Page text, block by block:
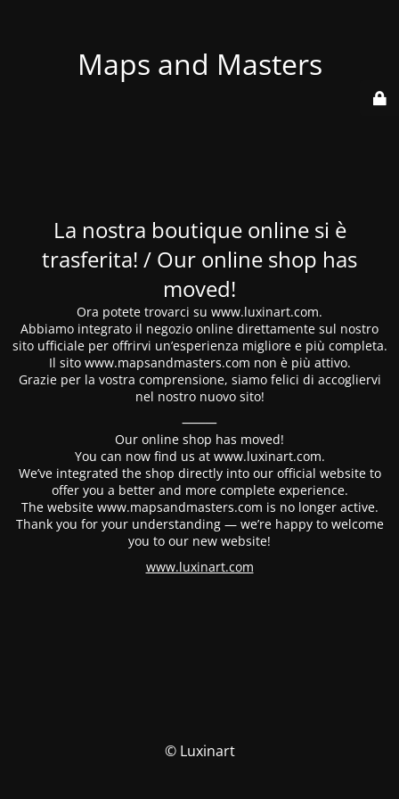
Maps and Masters
La nostra boutique online si è
trasferita! / Our online shop has
moved!
Ora potete trovarci su www.luxinart.com.
Abbiamo integrato il negozio online direttamente sul nostro
sito ufficiale per offrirvi un’esperienza migliore e più completa.
Il sito www.mapsandmasters.com non è più attivo.
Grazie per la vostra comprensione, siamo felici di accogliervi
nel nostro nuovo sito!
⸻
Our online shop has moved!
You can now find us at www.luxinart.com.
We’ve integrated the shop directly into our official website to
offer you a better and more complete experience.
The website www.mapsandmasters.com is no longer active.
Thank you for your understanding — we’re happy to welcome
you to our new website!
www.luxinart.com
© Luxinart